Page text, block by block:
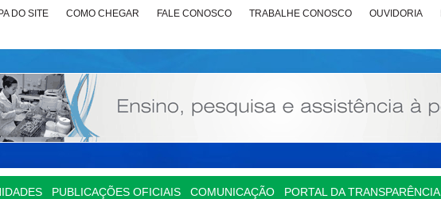
DO SITE COMO CHEGAR FALE CONOSCO TRABALHE CONOSCO OUVIDORIA
PUBLICAÇÕES OFICIAIS COMUNICAÇÃO PORTAL DA TRANSPARÊNCIA